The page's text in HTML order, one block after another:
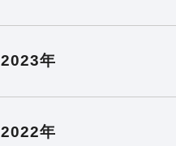
2023年
2022年